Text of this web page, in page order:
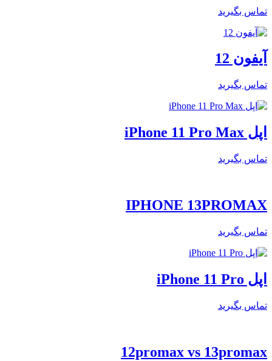
تماس بگیرید
آیفون 12
تماس بگیرید
اپل iPhone 11 Pro Max
تماس بگیرید
IPHONE 13PROMAX
تماس بگیرید
اپل iPhone 11 Pro
تماس بگیرید
12promax vs 13promax